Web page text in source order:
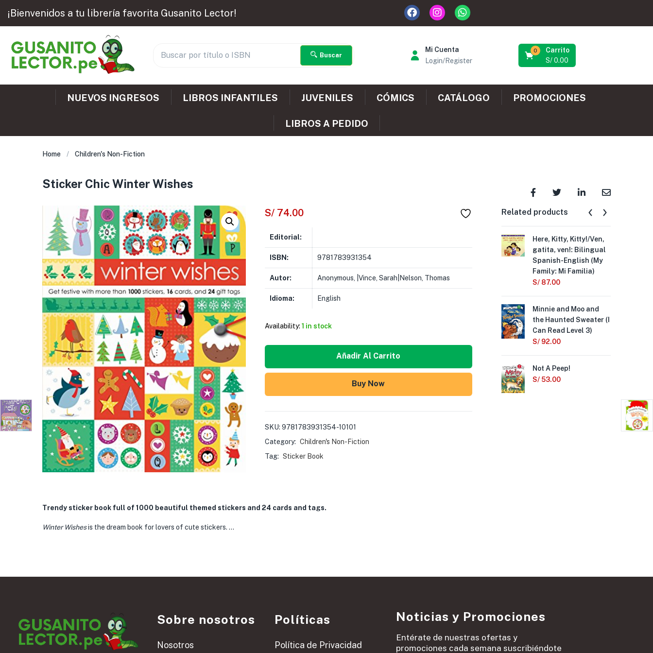
¡Bienvenidos a tu librería favorita Gusanito Lector!
Buscar
Mi Cuenta
Login/Register
Carrito
0
S/0.00
NUEVOS INGRESOS LIBROS INFANTILES JUVENILES CÓMICS CATÁLOGO PROMOCIONES
LIBROS A PEDIDO
Home Children's Non-Fiction
Sticker Chic Winter Wishes
S/74.00
Editorial:
ISBN: 9781783931354
Autor: Anonymous, |Vince, Sarah|Nelson, Thomas
Idioma: English
Availability: 1 in stock
Añadir Al Carrito
Buy Now
SKU: 9781783931354-10101
Category: Children's Non-Fiction
Tag: Sticker Book
Trendy sticker book full of 1000 beautiful themed stickers and 24 cards and tags.
Winter Wishesis the dream book for lovers of cute stickers. …
Related products
Here, Kitty, Kitty!/Ven,
gatita, ven!: Bilingual
Spanish-English (My
Family: Mi Familia)
S/ 87.00
Minnie and Moo and
the Haunted Sweater (I
Can Read Level 3)
S/ 92.00
Not A Peep!
S/ 53.00
Sobre nosotros
Nosotros
Políticas
Política de Privacidad
Noticias y Promociones
Entérate de nuestras ofertas y
promociones cada semana suscribiéndote